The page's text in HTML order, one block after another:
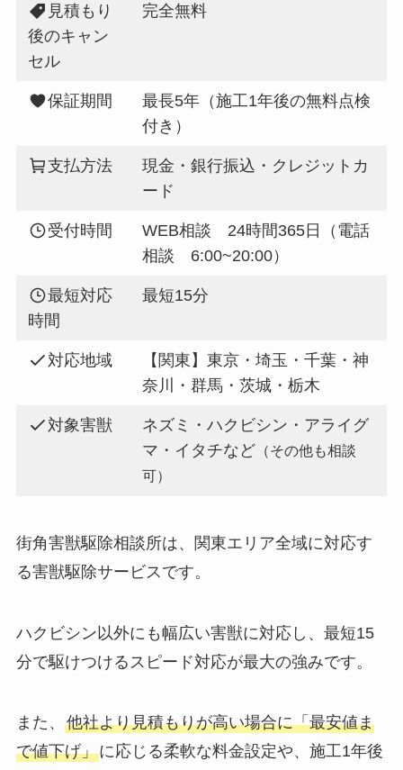
見積もり
後のキャン
セル
完全無料
保証期間
最長5年（施工1年後の無料点検
付き）
支払方法
現金・銀行振込・クレジットカ
ード
受付時間
WEB相談 24時間365日（電話
相談 6:00~20:00）
最短対応
時間
最短15分
対応地域
【関東】東京・埼玉・千葉・神
奈川・群馬・茨城・栃木
対象害獣
ネズミ・ハクビシン・アライグ
マ・イタチなど （その他も相談
可）
街角害獣駆除相談所は、関東エリア全域に対応す
る害獣駆除サービスです。
ハクビシン以外にも幅広い害獣に対応し、最短15
分で駆けつけるスピード対応が最大の強みです。
また、 他社より見積もりが高い場合に「最安値ま
で値下げ」に応じる柔軟な料金設定や、施工1年後